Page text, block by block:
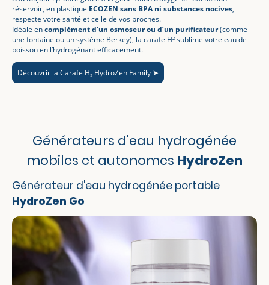
réservoir, en plastique ECOZEN sans BPA ni substances nocives,
respecte votre santé et celle de vos proches.
Idéale encomplément d’un osmoseur ou d’un purificateur(comme
une fontaine ou un système Berkey), la carafe H² sublime votre eau de
boisson en l’hydrogénant efficacement.
Découvrir la Carafe H₂ HydroZen Family ➤
Générateurs d'eau hydrogénée
mobiles et autonomes HydroZen
Générateur d'eau hydrogénée portable
HydroZen Go